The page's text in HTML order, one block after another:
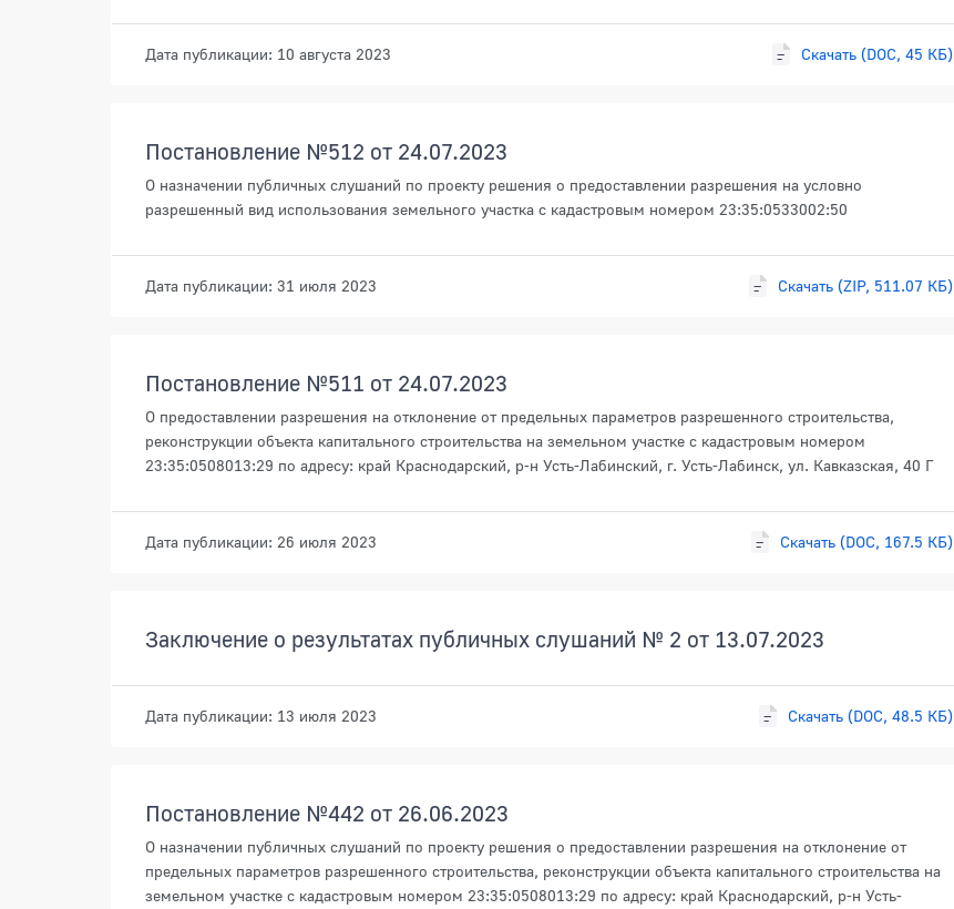
Дата публикации: 10 августа 2023 Скачать (DOC, 45 КБ)
Постановление №512 от 24.07.2023
О назначении публичных слушаний по проекту решения о предоставлении разрешения на условно
разрешенный вид использования земельного участка с кадастровым номером 23:35:0533002:50
Дата публикации: 31 июля 2023 Скачать (ZIP, 511.07 КБ)
Постановление №511 от 24.07.2023
О предоставлении разрешения на отклонение от предельных параметров разрешенного строительства,
реконструкции объекта капитального строительства на земельном участке с кадастровым номером
23:35:0508013:29 по адресу: край Краснодарский, р-н Усть-Лабинский, г. Усть-Лабинск, ул. Кавказская, 40 Г
Дата публикации: 26 июля 2023 Скачать (DOC, 167.5 КБ)
Заключение о результатах публичных слушаний № 2 от 13.07.2023
Дата публикации: 13 июля 2023 Скачать (DOC, 48.5 КБ)
Постановление №442 от 26.06.2023
О назначении публичных слушаний по проекту решения о предоставлении разрешения на отклонение от
предельных параметров разрешенного строительства, реконструкции объекта капитального строительства на
земельном участке с кадастровым номером 23:35:0508013:29 по адресу: край Краснодарский, р-н Усть-